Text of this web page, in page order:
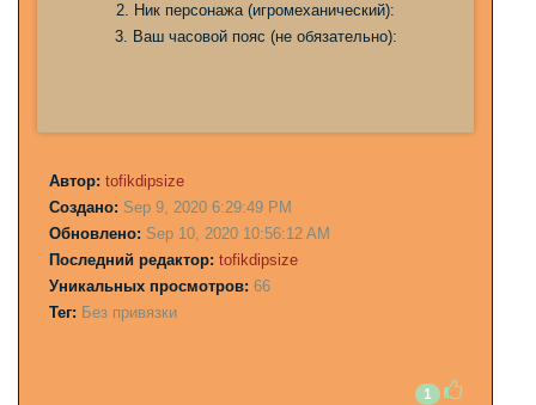
2. Ник персонажа (игромеханический):
3. Ваш часовой пояс (не обязательно):
Автор: tofikdipsize
Создано: Sep 9, 2020 6:29:49 PM
Обновлено: Sep 10, 2020 10:56:12 AM
Последний редактор: tofikdipsize
Уникальных просмотров: 66
Тег: Без привязки
1